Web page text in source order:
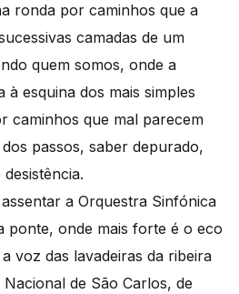
ronda por caminhos que a
camadas de um
quem somos, onde a
à esquina dos mais simples
caminhos que mal parecem
passos, saber depurado,
a Orquestra Sinfónica
ponte, onde mais forte é o eco
voz das lavadeiras da ribeira
de São Carlos, de